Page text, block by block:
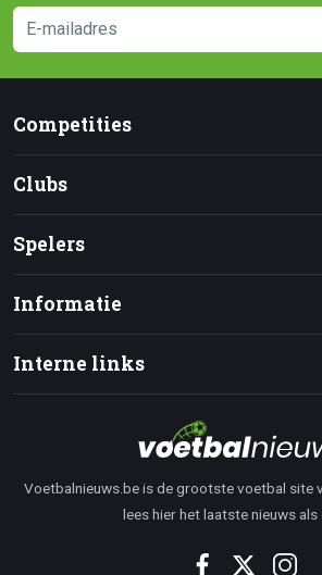
Competities
Clubs
Spelers
Informatie
Interne links
Voetbalnieuws.be is de grootste voetbal site
lees hier het laatste nieuws als